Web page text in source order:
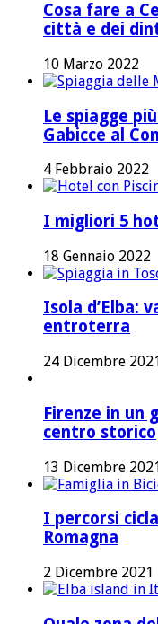
Cosa fare a
città e dei
10 Marzo 2022
Le spiagge
Gabicce al
4 Febbraio 2022
I migliori 5
18 Gennaio 2022
Isola d’Elba:
entroterra
24 Dicembre 2021
Firenze in un
centro storico
13 Dicembre
I percorsi
Romagna
2 Dicembre 2021